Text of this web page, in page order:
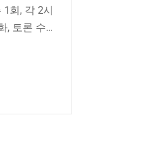
회, 각 2시
토론 수업